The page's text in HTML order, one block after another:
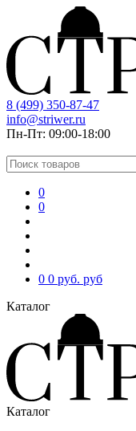
8 (499) 350-87-47
info@striwer.ru
Пн-Пт: 09:00-18:00
0
0
0 0 руб. руб
Каталог
Каталог